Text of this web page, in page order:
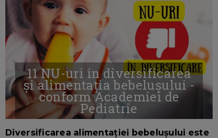
11 NU-uri in diversificarea
și alimentația bebelușului -
conform Academiei de
Pediatrie
Diversificarea alimentației bebelușului este